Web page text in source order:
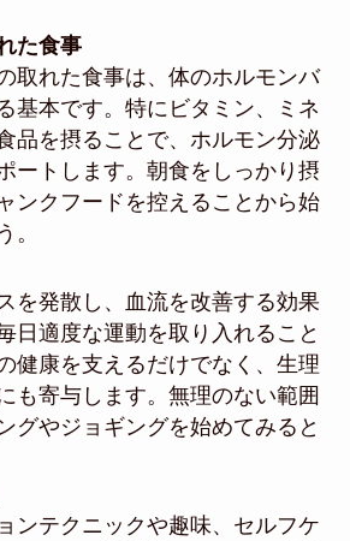
た食事
取れた食事は、体のホルモンバ
基本です。特にビタミン、ミネ
品を摂ることで、ホルモン分泌
ートします。朝食をしっかり摂
ンクフードを控えることから始
。
を発散し、血流を改善する効果
日適度な運動を取り入れること
健康を支えるだけでなく、生理
も寄与します。無理のない範囲
グやジョギングを始めてみると
ンテクニックや趣味、セルフケ